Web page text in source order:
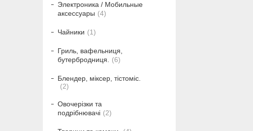
Электроника / Мобильные
аксессуары
4
Чайники 1
Гриль, вафельниця,
бутербродниця.
6
Блендер, міксер, тістоміс.
2
Овочерізки та
подрібнювачі
2